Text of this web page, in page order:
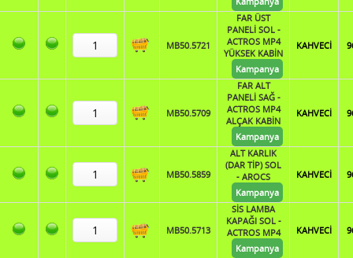
MB50.5721
FAR ÜST
PANELİ SOL -
ACTROS MP4
YÜKSEK KABİN
Kampanya
KAHVECİ
MB50.5709
FAR ALT
PANELİ SAĞ -
ACTROS MP4
ALÇAK KABİN
Kampanya
KAHVECİ
MB50.5859
ALT KARLIK
(DAR TİP) SOL
- AROCS
Kampanya
KAHVECİ
MB50.5713
SİS LAMBA
KAPAĞI SOL -
ACTROS MP4
Kampanya
KAHVECİ